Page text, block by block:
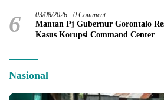
6 03/08/2026 0 Comment
Mantan Pj Gubernur Gorontalo
Kasus Korupsi Command Center
Nasional